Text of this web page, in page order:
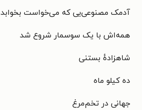
آدمک مصنوعی‌یی که می‌خواست بخوابد
همه‌اش با یک سوسمار شروع شد
شاهزادهٔ بستنی
ده کیلو ماه
جهانی در تخم‌مرغ